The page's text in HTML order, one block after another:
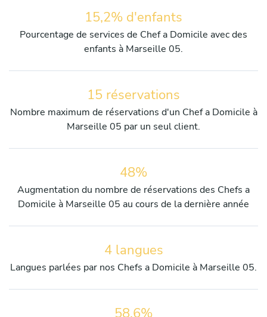
15,2% d'enfants
Pourcentage de services de Chef a Domicile avec des
enfants à Marseille 05.
15 réservations
Nombre maximum de réservations d'un Chef a Domicile à
Marseille 05 par un seul client.
48%
Augmentation du nombre de réservations des Chefs a
Domicile à Marseille 05 au cours de la dernière année
4 langues
Langues parlées par nos Chefs a Domicile à Marseille 05.
58,6%